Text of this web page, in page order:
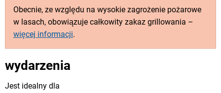
Obecnie, ze względu na wysokie zagrożenie pożarowe
w lasach, obowiązuje całkowity zakaz grillowania –
więcej informacji.
wydarzenia
Jest idealny dla